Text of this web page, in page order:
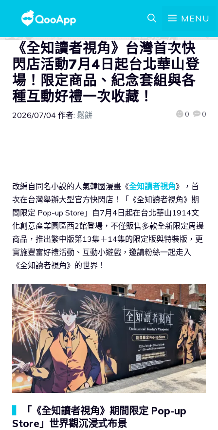
MENU
《全知讀者視角》台灣首次快
閃店活動7月4日起台北華山登
場！限定商品、紀念套組與各
種互動好禮一次收藏！
2026/07/04 作者: 鬆餅 0 0
改編自同名小說的人氣韓國漫畫《全知讀者視角》，首
次在台灣舉辦大型官方快閃店！「《全知讀者視角》期
間限定 Pop-up Store」自7月4日起在台北華山1914文
化創意產業園區西2館登場，不僅販售多款全新限定周邊
商品，推出繁中版第13集＋14集的限定版與特裝版，更
實施豐富好禮活動、互動小遊戲，邀請粉絲一起走入
《全知讀者視角》的世界！
「《全知讀者視角》期間限定 Pop-up
Store」世界觀沉浸式布景